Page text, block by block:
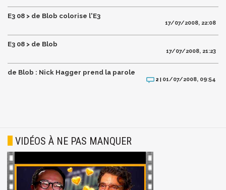
E3 08 > de Blob colorise l'E3
17/07/2008, 22:08
E3 08 > de Blob
17/07/2008, 21:23
de Blob : Nick Hagger prend la parole
2 | 01/07/2008, 09:54
VIDÉOS À NE PAS MANQUER